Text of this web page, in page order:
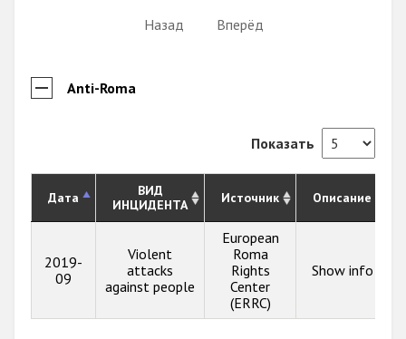
Назад
Вперёд
Anti-Roma
Показать
Дата
ВИД
ИНЦИДЕНТА
Источник Описание
2019-
09
Violent
attacks
against people
European
Roma
Rights
Center
(ERRC)
Show info